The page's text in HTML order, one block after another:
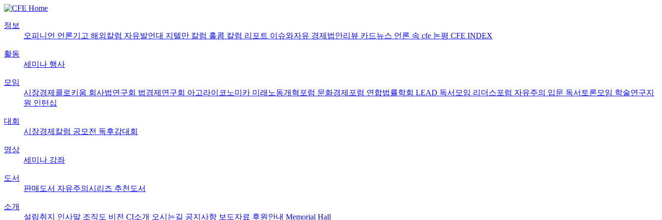
정보
오피니언 언론기고 해외칼럼 자유발언대 지텔만 칼럼 홀콤 칼럼 리포트 이슈와자유 경제법안리뷰 카드뉴스 언론 속 cfe 논평 CFE INDEX
활동
세미나 행사
모임
시장경제콜로키움 회사법연구회 법경제연구회 아고라이코노미카 미래노동개혁포럼 문화경제포럼 연합법률학회 LEAD 독서모임 리더스포럼 자유주의 입문 독서토론모임 학술연구지
원 인턴십
대회
시장경제칼럼 공모전 독후감대회
영상
세미나 강좌
도서
판매도서 자유주의시리즈 추천도서
소개
설립취지 인사말 조직도 비전 CI소개 오시는길 공지사항 보도자료 후원안내 Memorial Hall